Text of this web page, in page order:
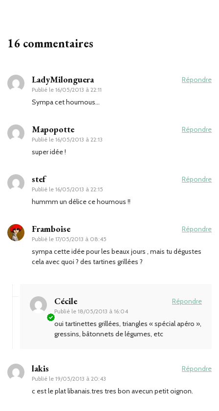
16 commentaires
LadyMilonguera
Publié le 16/05/2013 à 22:11
Répondre
Sympa cet houmous…
Mapopotte
Publié le 16/05/2013 à 22:13
Répondre
super idée !
stef
Publié le 16/05/2013 à 22:15
Répondre
hummm un délice ce houmous !!
Framboise
Publié le 17/05/2013 à 08:45
Répondre
sympa cette idée pour les beaux jours , mais tu dégustes
cela avec quoi ? des tartines grillées ?
Cécile
Publié le 18/05/2013 à 16:04
Répondre
oui tartinettes grillées, triangles « spécial apéro »,
gressins, bâtonnets de légumes, etc
lakis
Publié le 19/05/2013 à 20:43
Répondre
c est le plat libanais.tres tres bon avecun petit oignon.